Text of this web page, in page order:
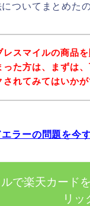
ついてまとめた
レスマイルの商品
った方は、まずは
されてみてはいか
ラーの問題を今
で楽天カード
リッ